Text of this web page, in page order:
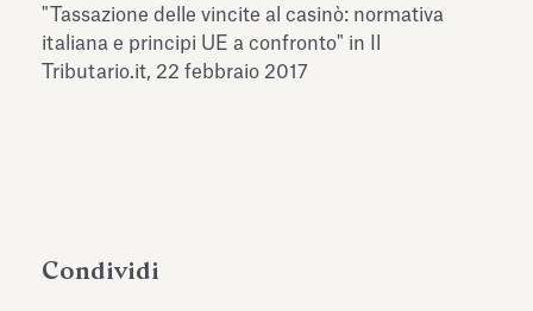
ampliando gli spazi espositivi
dell’Antiquarium di Villa Albani
Torlonia
Leggi tutto
"Tassazione delle vincite al casinò: normativa
italiana e principi UE a confronto" in Il
Tributario.it, 22 febbraio 2017
Condividi